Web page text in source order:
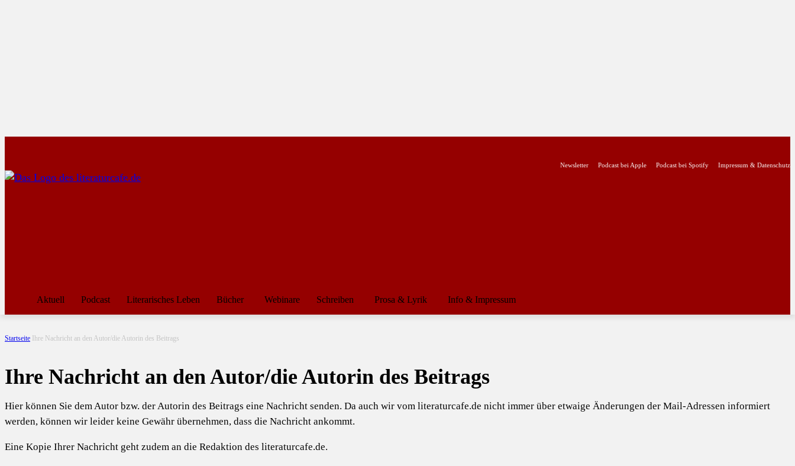
Newsletter Podcast bei Apple Podcast bei Spotify Impressum & Datenschutz
Aktuell Podcast Literarisches Leben Bücher Webinare Schreiben Prosa & Lyrik Info & Impressum
Startseite Ihre Nachricht an den Autor/die Autorin des Beitrags
Ihre Nachricht an den Autor/die Autorin des Beitrags
Hier können Sie dem Autor bzw. der Autorin des Beitrags eine Nachricht senden. Da auch wir vom literaturcafe.de nicht immer über etwaige Änderungen der Mail-Adressen informiert
werden, können wir leider keine Gewähr übernehmen, dass die Nachricht ankommt.
Eine Kopie Ihrer Nachricht geht zudem an die Redaktion des literaturcafe.de.